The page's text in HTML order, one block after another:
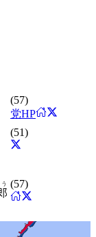
(57)
党HP
(51)
(57)